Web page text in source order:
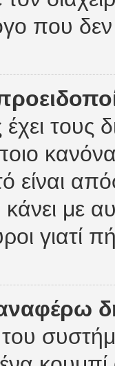
που
έχει
είναι
με
γιατί